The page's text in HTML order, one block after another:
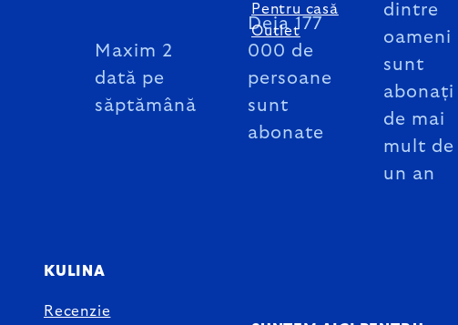
Maxim 2
dată pe
săptămână
Deja 177
000 de
persoane
sunt
abonate
dintre
oameni
sunt
abonați
de mai
mult de
un an
Pentru casă
Outlet
KULINA
Recenzie